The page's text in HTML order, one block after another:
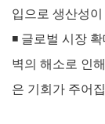
입으로 생산성
◾ 글로벌 시장
벽의 해소로 인
은 기회가 주어